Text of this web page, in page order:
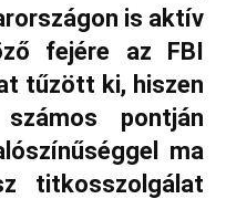
is aktív
fejére az FBI
tűzött ki, hiszen
pontján
ma
titkosszolgálat